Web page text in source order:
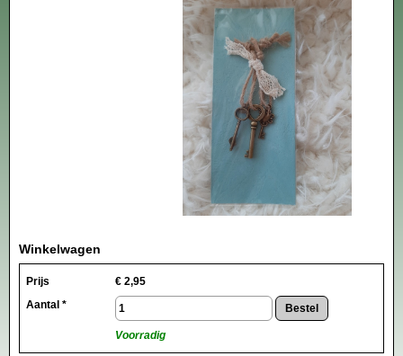
Winkelwagen
Prijs € 2,95
Aantal *
Voorradig